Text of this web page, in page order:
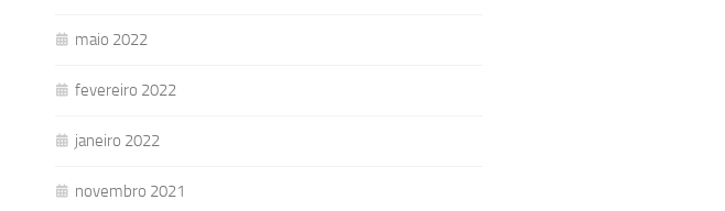
maio 2022
fevereiro 2022
janeiro 2022
novembro 2021